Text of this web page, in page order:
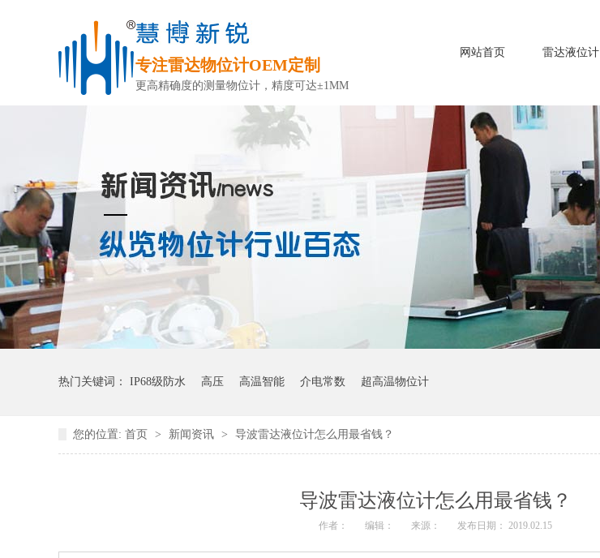
专注雷达物位计OEM定制
更高精确度的测量物位计，精度可达±1MM
网站首页 雷达液位计
热门关键词： IP68级防水 高压 高温智能 介电常数 超高温物位计
您的位置: 首页 > 新闻资讯 > 导波雷达液位计怎么用最省钱？
导波雷达液位计怎么用最省钱？
作者： 编辑： 来源： 发布日期： 2019.02.15